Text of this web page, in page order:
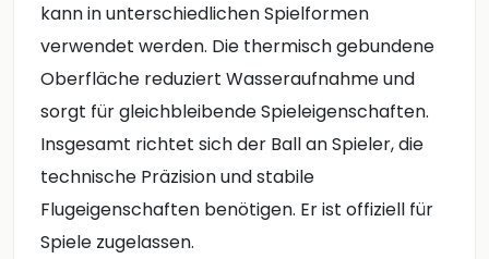
kann in unterschiedlichen Spielformen
verwendet werden. Die thermisch gebundene
Oberfläche reduziert Wasseraufnahme und
sorgt für gleichbleibende Spieleigenschaften.
Insgesamt richtet sich der Ball an Spieler, die
technische Präzision und stabile
Flugeigenschaften benötigen. Er ist offiziell für
Spiele zugelassen.